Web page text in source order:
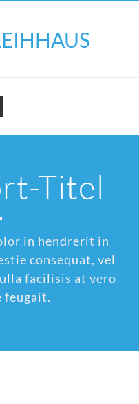
Titel
in hendrerit in
consequat, vel
facilisis at vero
feugait.